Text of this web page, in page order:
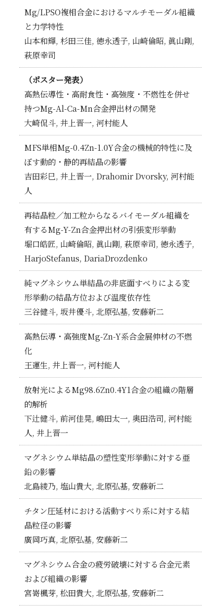
Mg/LPSO複相合金におけるマルチモーダル組織
と力学特性
山本和輝, 杉田三佳, 徳永透子, 山崎倫昭, 眞山剛,
萩原幸司
（ポスター発表）
高熱伝導性・高耐食性・高強度・不燃性を併せ
持つMg-Al-Ca-Mn合金押出材の開発
大崎侃斗, 井上晋一, 河村能人
MFS単相Mg-0.4Zn-1.0Y合金の機械的特性に及
ぼす動的・静的再結晶の影響
吉田彩巳, 井上晋一, Drahomir Dvorsky, 河村能
人
再結晶粒／加工粒からなるバイモーダル組織を
有するMg-Y-Zn合金押出材の引張変形挙動
堀口皓匠, 山崎倫昭, 眞山剛, 萩原幸司, 徳永透子,
HarjoStefanus, DariaDrozdenko
純マグネシウム単結晶の非底面すべりによる変
形挙動の結晶方位および温度依存性
三谷健斗, 坂井優斗, 北原弘基, 安藤新二
高熱伝導・高強度Mg-Zn-Y系合金展伸材の不燃
化
王運生, 井上晋一, 河村能人
放射光によるMg98.6Zn0.4Y1合金の組織の階層
的解析
下辻健斗, 前河佳晃, 嶋田太一, 奥田浩司, 河村能
人, 井上晋一
マグネシウム単結晶の塑性変形挙動に対する亜
鉛の影響
北島綾乃, 塩山貴大, 北原弘基, 安藤新二
チタン圧延材における活動すべり系に対する結
晶粒径の影響
廣岡巧真, 北原弘基, 安藤新二
マグネシウム合金の疲労破壊に対する合金元素
および組織の影響
宮嵜楓芽, 松田貴大, 北原弘基, 安藤新二